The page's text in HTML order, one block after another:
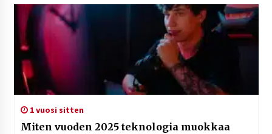
1 vuosi sitten
Miten vuoden 2025 teknologia muokkaa